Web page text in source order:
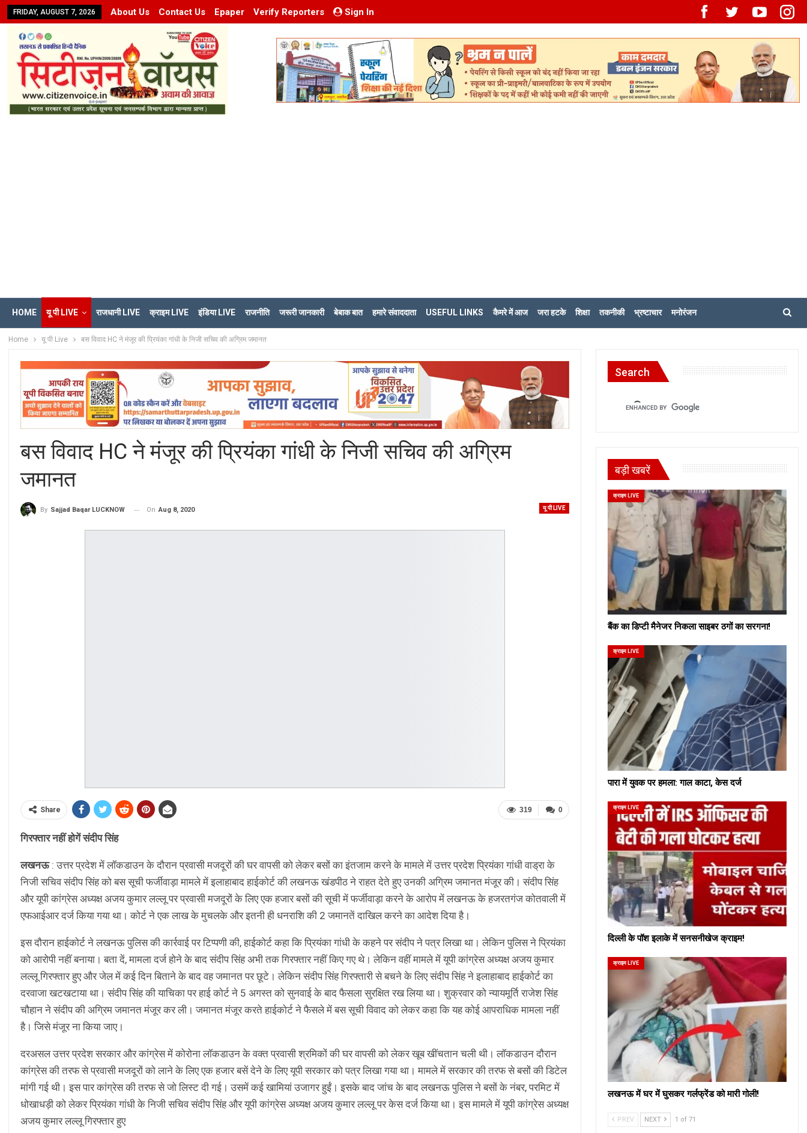
FRIDAY, AUGUST 7, 2026 About Us Contact Us Epaper Verify Reporters Sign In
HOME यू पी LIVE राजधानी LIVE क्राइम LIVE इंडिया LIVE राजनीति जरूरी जानकारी बेबाक बात हमारे संवाददाता USEFUL LINKS कैमरे में आज जरा हटके शिक्षा तकनीकी भ्रष्टाचार मनोरंजन
Home यू पी Live बस विवाद HC ने मंजूर की प्रियंका गांधी के निजी सचिव की अग्रिम जमानत
बस विवाद HC ने मंजूर की प्रियंका गांधी के निजी सचिव की अग्रिम
जमानत
यू पी LIVE
By Sajjad Baqar LUCKNOW On Aug 8, 2020
0
319
Share
गिरफ्तार नहीं होगें संदीप सिंह
लखनऊ: उत्तर प्रदेश में लॉकडाउन के दौरान प्रवासी मजदूरों की घर वापसी को लेकर बसों का इंतजाम करने के मामले में उत्तर प्रदेश प्रियंका गांधी वाड्रा के
निजी सचिव संदीप सिंह को बस सूची फर्जीवाड़ा मामले में इलाहाबाद हाईकोर्ट की लखनऊ खंडपीठ ने राहत देते हुए उनकी अग्रिम जमानत मंजूर की। संदीप सिंह
और यूपी कांग्रेस अध्यक्ष अजय कुमार लल्लू पर प्रवासी मजदूरों के लिए एक हजार बसों की सूची में फर्जीवाड़ा करने के आरोप में लखनऊ के हजरतगंज कोतवाली में
एफआईआर दर्ज किया गया था। कोर्ट ने एक लाख के मुचलके और इतनी ही धनराशि की 2 जमानतें दाखिल करने का आदेश दिया है।
इस दौरान हाईकोर्ट ने लखनऊ पुलिस की कार्रवाई पर टिप्पणी की, हाईकोर्ट कहा कि प्रियंका गांधी के कहने पर संदीप ने पत्र लिखा था। लेकिन पुलिस ने प्रियंका
को आरोपी नहीं बनाया। बता दें, मामला दर्ज होने के बाद संदीप सिंह अभी तक गिरफ्तार नहीं किए गए थे। लेकिन वहीं मामले में यूपी कांग्रेस अध्यक्ष अजय कुमार
लल्लू गिरफ्तार हुए और जेल में कई दिन बिताने के बाद वह जमानत पर छूटे। लेकिन संदीप सिंह गिरफ्तारी से बचने के लिए संदीप सिंह ने इलाहाबाद हाईकोर्ट का
दरवाजा खटखटाया था। संदीप सिंह की याचिका पर हाई कोर्ट ने 5 अगस्त को सुनवाई के बाद फैसला सुरक्षित रख लिया था। शुक्रवार को न्यायमूर्ति राजेश सिंह
चौहान ने संदीप की अग्रिम जमानत मंजूर कर ली। जमानत मंजूर करते हाईकाेर्ट ने फैसले में बस सूची विवाद को लेकर कहा कि यह कोई आपराधिक मामला नहीं
है। जिसे मंजूर ना किया जाए।
दरअसल उत्तर प्रदेश सरकार और कांग्रेस में कोरोना लॉकडाउन के वक्त प्रवासी श्रमिकों की घर वापसी को लेकर खूब खींचतान चली थी। लॉकडाउन दौरान
कांग्रेस की तरफ से प्रवासी मजदूरों को लाने के लिए एक हजार बसें देने के लिए यूपी सरकार को पत्र लिखा गया था। मामले में सरकार की तरफ से बसों की डिटेल
मांगी गई थी। इस पार कांग्रेस की तरफ से जो लिस्ट दी गई। उसमें कई खामियां उजागर हुईं। इसके बाद जांच के बाद लखनऊ पुलिस ने बसों के नंबर, परमिट में
धोखाधड़ी को लेकर प्रियंका गांधी के निजी सचिव संदीप सिंह और यूपी कांग्रेस अध्यक्ष अजय कुमार लल्लू पर केस दर्ज किया था। इस मामले में यूपी कांग्रेस अध्यक्ष
अजय कुमार लल्लू गिरफ्तार हुए
Search
बड़ी खबरें
क्राइम LIVE
बैंक का डिप्टी मैनेजर निकला साइबर ठगों का सरगना!
क्राइम LIVE
पारा में युवक पर हमला: गाल काटा, केस दर्ज
क्राइम LIVE
दिल्ली के पॉश इलाके में सनसनीखेज क्राइम!
क्राइम LIVE
लखनऊ में घर में घुसकर गर्लफ्रेंड को मारी गोली!
PREV NEXT 1 of 71